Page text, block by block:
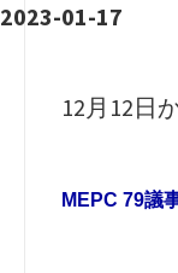
2023-01-17
12月12日
MEPC 79議